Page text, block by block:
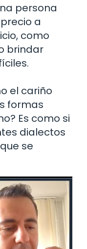
persona
a
como
brindar
el cariño
formas
Es como si
dialectos
se